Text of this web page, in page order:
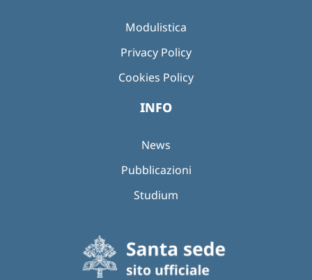
Modulistica
Privacy Policy
Cookies Policy
INFO
News
Pubblicazioni
Studium